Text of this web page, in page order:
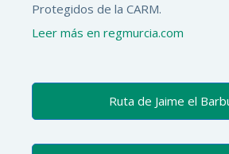
Protegidos de la CARM.
Leer más en regmurcia.com
Ruta de Jaime el